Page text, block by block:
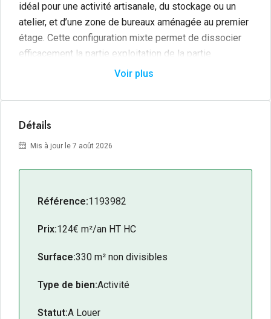
idéal pour une activité artisanale, du stockage ou un
atelier, et d’une zone de bureaux aménagée au premier
étage. Cette configuration mixte permet de dissocier
efficacement la partie exploitation de la partie
administrative. Un parking extérieur commun est à la
collaborateurs et la clientèle.
Voir plus
Détails
Mis à jour le 7 août 2026
Référence:1193982
Prix:124€ m²/an HT HC
Surface:330 m² non divisibles
Type de bien:Activité
Statut:A Louer